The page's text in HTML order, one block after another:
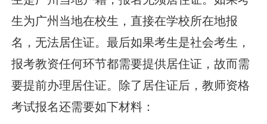
生为广州当地在校生，直接在学校所在地报
名，无法居住证。最后如果考生是社会考生，
报考教资任何环节都需要提供居住证，故而需
要提前办理居住证。除了居住证后，教师资格
考试报名还需要如下材料：